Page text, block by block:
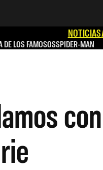
NOTICIAS
DE LOS FAMOSOSSPIDER-MAN